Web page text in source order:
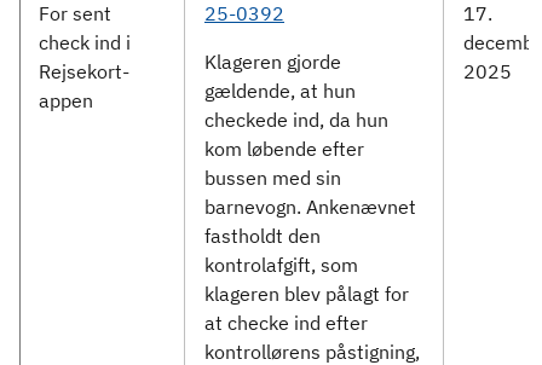
For sent
check ind i
Rejsekort-
appen
25-0392
Klageren gjorde
gældende, at hun
checkede ind, da hun
kom løbende efter
bussen med sin
barnevogn. Ankenævnet
fastholdt den
kontrolafgift, som
klageren blev pålagt for
at checke ind efter
kontrollørens påstigning,
17.
2025